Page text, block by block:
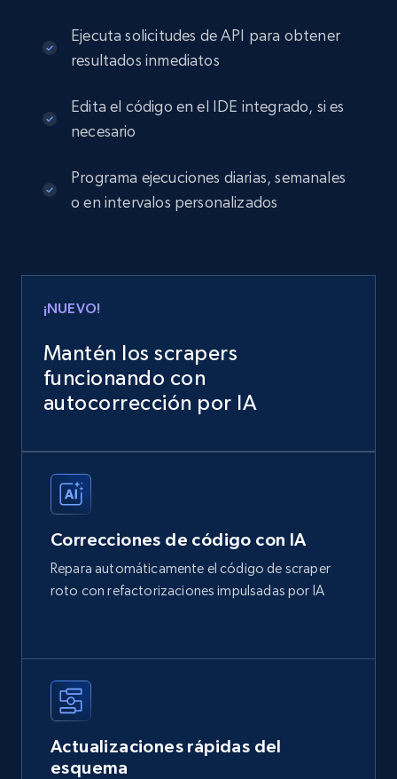
Ejecuta solicitudes de API para obtener
resultados inmediatos
Edita el código en el IDE integrado, si es
necesario
Programa ejecuciones diarias, semanales
o en intervalos personalizados
¡NUEVO!
Mantén los scrapers
funcionando con
autocorrección por IA
Correcciones de código con IA
Repara automáticamente el código de scraper
roto con refactorizaciones impulsadas por IA
Actualizaciones rápidas del
esquema